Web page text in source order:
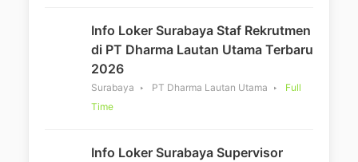
Info Loker Surabaya Staf Rekrutmen
di PT Dharma Lautan Utama Terbaru
2026
Surabaya PT Dharma Lautan Utama
Full
Time
Info Loker Surabaya Supervisor